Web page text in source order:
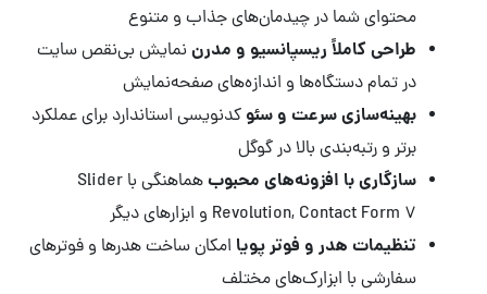
محتوای شما در چیدمان‌های جذاب و متنوع
طراحی کاملاً ریسپانسیو و مدرن نمایش بی‌نقص سایت
در تمام دستگاه‌ها و اندازه‌های صفحه‌نمایش
بهینه‌سازی سرعت و سئو کدنویسی استاندارد برای عملکرد
برتر و رتبه‌بندی بالا در گوگل
سازگاری با افزونه‌های محبوب
هماهنگی با Slider
Revolution, Contact Form 7 و ابزارهای دیگر
تنظیمات هدر و فوتر پویا امکان ساخت هدرها و فوترهای
سفارشی با ابزارک‌های مختلف